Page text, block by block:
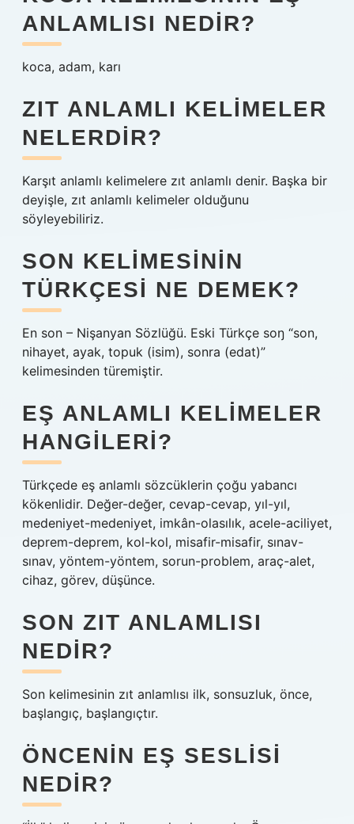
ANLAMLISI NEDIR?
koca, adam, karı
ZIT ANLAMLI KELIMELER
NELERDIR?
Karşıt anlamlı kelimelere zıt anlamlı denir. Başka bir
deyişle, zıt anlamlı kelimeler olduğunu
söyleyebiliriz.
SON KELIMESININ
TÜRKÇESI NE DEMEK?
En son – Nişanyan Sözlüğü. Eski Türkçe soŋ “son,
nihayet, ayak, topuk (isim), sonra (edat)”
kelimesinden türemiştir.
EŞ ANLAMLI KELIMELER
HANGILERI?
Türkçede eş anlamlı sözcüklerin çoğu yabancı
kökenlidir. Değer-değer, cevap-cevap, yıl-yıl,
medeniyet-medeniyet, imkân-olasılık, acele-aciliyet,
deprem-deprem, kol-kol, misafir-misafir, sınav-
sınav, yöntem-yöntem, sorun-problem, araç-alet,
cihaz, görev, düşünce.
SON ZIT ANLAMLISI
NEDIR?
Son kelimesinin zıt anlamlısı ilk, sonsuzluk, önce,
başlangıç, başlangıçtır.
ÖNCENIN EŞ SESLISI
NEDIR?